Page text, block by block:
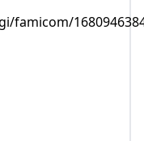
famicom/